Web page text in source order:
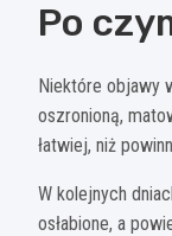
Po
Niektóre objawy
oszronioną,
łatwiej, niż
W kolejnych
osłabione, a